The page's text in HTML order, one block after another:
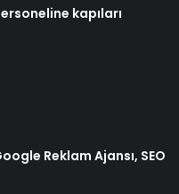
kapıları
Reklam Ajansı, SEO